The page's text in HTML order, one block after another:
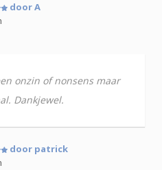
door A
onzin of nonsens maar
Dankjewel.
door patrick